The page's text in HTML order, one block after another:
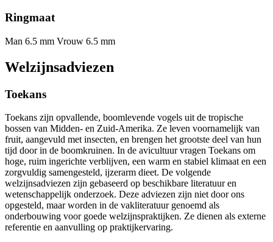
Ringmaat
Man 6.5 mm Vrouw 6.5 mm
Welzijnsadviezen
Toekans
Toekans zijn opvallende, boomlevende vogels uit de tropische
bossen van Midden- en Zuid-Amerika. Ze leven voornamelijk van
fruit, aangevuld met insecten, en brengen het grootste deel van hun
tijd door in de boomkruinen. In de avicultuur vragen Toekans om
hoge, ruim ingerichte verblijven, een warm en stabiel klimaat en een
zorgvuldig samengesteld, ijzerarm dieet. De volgende
welzijnsadviezen zijn gebaseerd op beschikbare literatuur en
wetenschappelijk onderzoek. Deze adviezen zijn niet door ons
opgesteld, maar worden in de vakliteratuur genoemd als
onderbouwing voor goede welzijnspraktijken. Ze dienen als externe
referentie en aanvulling op praktijkervaring.